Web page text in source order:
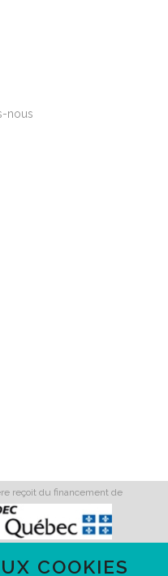
nous
reçoit du financement de
COOKIES